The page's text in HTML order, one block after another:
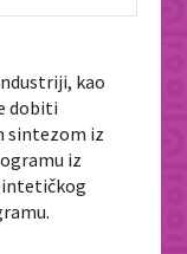
kao
dobiti
sintezom iz
iz